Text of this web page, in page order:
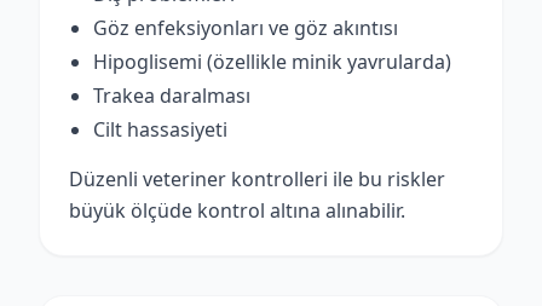
Göz enfeksiyonları ve göz akıntısı
Hipoglisemi (özellikle minik yavrularda)
Trakea daralması
Cilt hassasiyeti
Düzenli veteriner kontrolleri ile bu riskler
büyük ölçüde kontrol altına alınabilir.